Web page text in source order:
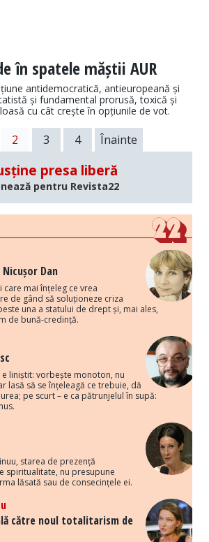
în spatele măștii AUR
antidemocratică, antieuropeană și
și fundamental prorusă, toxică și
cu cât crește în opțiunile de vot.
2 3 4 Înainte
presa liberă
pentru Revista22
Dan
care mai înțeleg ce vrea
de gând să soluționeze criza
una a statului de drept și, mai ales,
de bună-credință.
liniștit: vorbește monoton, nu
lasă să se înțeleagă ce trebuie, dă
pe scurt – e ca pătrunjelul în supă:
starea de prezență
spiritualitate, nu presupune
lăsată sau de consecințele ei.
către noul totalitarism de